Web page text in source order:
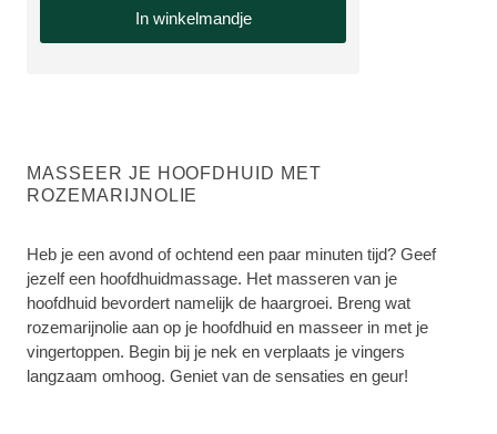
In winkelmandje
MASSEER JE HOOFDHUID MET
ROZEMARIJNOLIE
Heb je een avond of ochtend een paar minuten tijd? Geef
jezelf een hoofdhuidmassage. Het masseren van je
hoofdhuid bevordert namelijk de haargroei. Breng wat
rozemarijnolie aan op je hoofdhuid en masseer in met je
vingertoppen. Begin bij je nek en verplaats je vingers
langzaam omhoog. Geniet van de sensaties en geur!